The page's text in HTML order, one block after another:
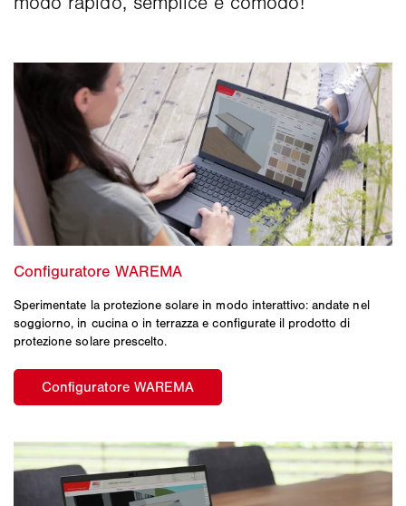
Sperimentate la protezione solare in modo interattivo: andate nel
soggiorno, in cucina o in terrazza e configurate il prodotto di
protezione solare prescelto.